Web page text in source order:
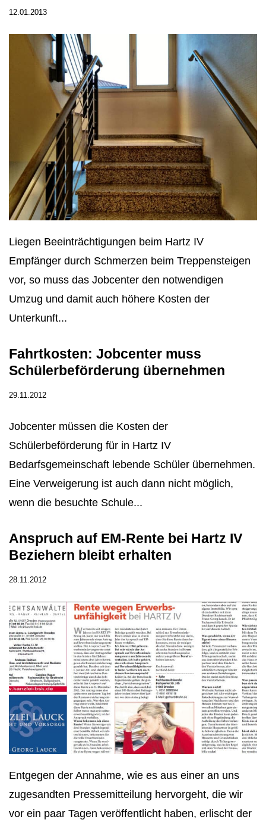
12.01.2013
Liegen Beeinträchtigungen beim Hartz IV
Empfänger durch Schmerzen beim Treppensteigen
vor, so muss das Jobcenter den notwendigen
Umzug und damit auch höhere Kosten der
Unterkunft...
Fahrtkosten: Jobcenter muss
Schülerbeförderung übernehmen
29.11.2012
Jobcenter müssen die Kosten der
Schülerbeförderung für in Hartz IV
Bedarfsgemeinschaft lebende Schüler übernehmen.
Eine Verweigerung ist auch dann nicht möglich,
wenn die besuchte Schule...
Anspruch auf EM-Rente bei Hartz IV
Beziehern bleibt erhalten
28.11.2012
Entgegen der Annahme, wie es aus einer an uns
zugesandten Pressemitteilung hervorgeht, die wir
vor ein paar Tagen veröffentlicht haben, erlischt der